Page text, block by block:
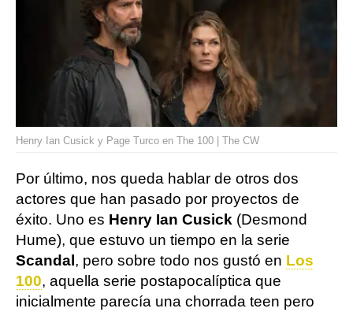
Henry Ian Cusick y Page Turco en The 100 | The CW
Por último, nos queda hablar de otros dos
actores que han pasado por proyectos de
éxito. Uno es Henry Ian Cusick (Desmond
Hume), que estuvo un tiempo en la serie
Scandal, pero sobre todo nos gustó en Los
100, aquella serie postapocalíptica que
inicialmente parecía una chorrada teen pero